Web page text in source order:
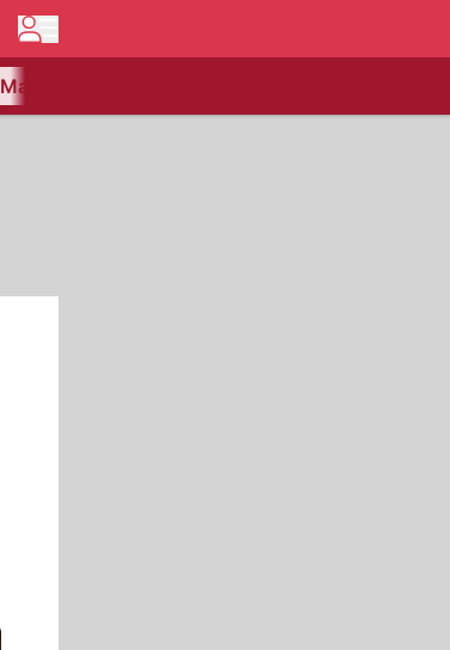
Matchcenter